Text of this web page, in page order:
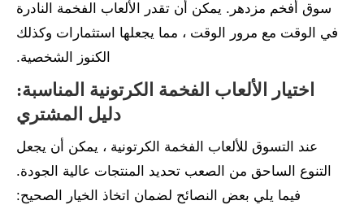
سوق أفخم مزدهر. يمكن أن تقدر الألعاب الفخمة النادرة
في الوقت مع مرور الوقت ، مما يجعلها استثمارات وكذلك
الكنوز الشخصية.
اختيار الألعاب الفخمة الكرتونية المناسبة:
دليل المشتري
عند التسوق للألعاب الفخمة الكرتونية ، يمكن أن يجعل
التنوع الساحق من الصعب تحديد المنتجات عالية الجودة.
فيما يلي بعض النصائح لضمان اتخاذ الخيار الصحيح: